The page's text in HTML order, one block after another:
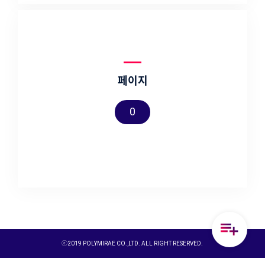
페이지
0
ⓒ2019 POLYMIRAE CO.,LTD. ALL RIGHT RESERVED.